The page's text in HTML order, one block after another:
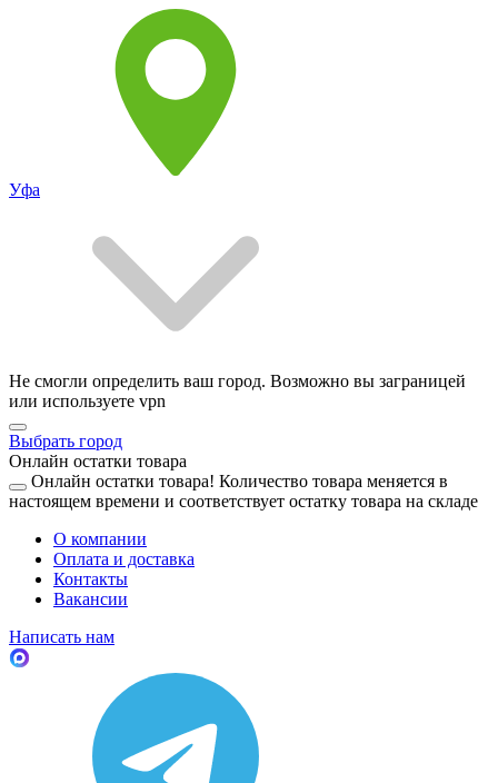
Уфа
Не смогли определить ваш город. Возможно вы заграницей
или используете vpn
Выбрать город
Онлайн остатки товара
Онлайн остатки товара! Количество товара меняется в
настоящем времени и соответствует остатку товара на складе
О компании
Оплата и доставка
Контакты
Вакансии
Написать нам